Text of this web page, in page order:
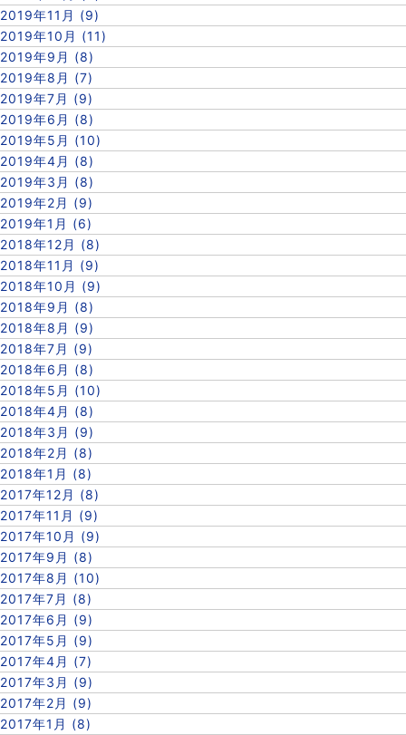
2019年11月 (9)
2019年10月 (11)
2019年9月 (8)
2019年8月 (7)
2019年7月 (9)
2019年6月 (8)
2019年5月 (10)
2019年4月 (8)
2019年3月 (8)
2019年2月 (9)
2019年1月 (6)
2018年12月 (8)
2018年11月 (9)
2018年10月 (9)
2018年9月 (8)
2018年8月 (9)
2018年7月 (9)
2018年6月 (8)
2018年5月 (10)
2018年4月 (8)
2018年3月 (9)
2018年2月 (8)
2018年1月 (8)
2017年12月 (8)
2017年11月 (9)
2017年10月 (9)
2017年9月 (8)
2017年8月 (10)
2017年7月 (8)
2017年6月 (9)
2017年5月 (9)
2017年4月 (7)
2017年3月 (9)
2017年2月 (9)
2017年1月 (8)